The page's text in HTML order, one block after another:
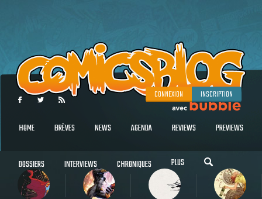
CONNEXION INSCRIPTION
HOME BRÈVES NEWS AGENDA REVIEWS PREVIEWS
DOSSIERS INTERVIEWS CHRONIQUES PLUS